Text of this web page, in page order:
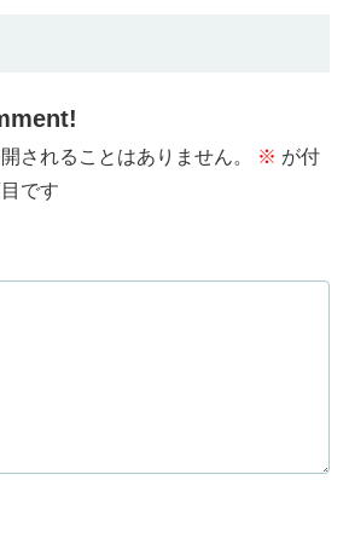
されることはありません。 ※ が付
です